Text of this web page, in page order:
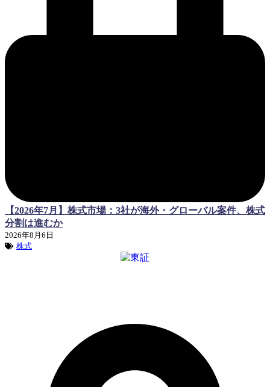
【2026年7月】株式市場：3社が海外・グローバル案件、株式
分割は進むか
2026年8月6日
株式